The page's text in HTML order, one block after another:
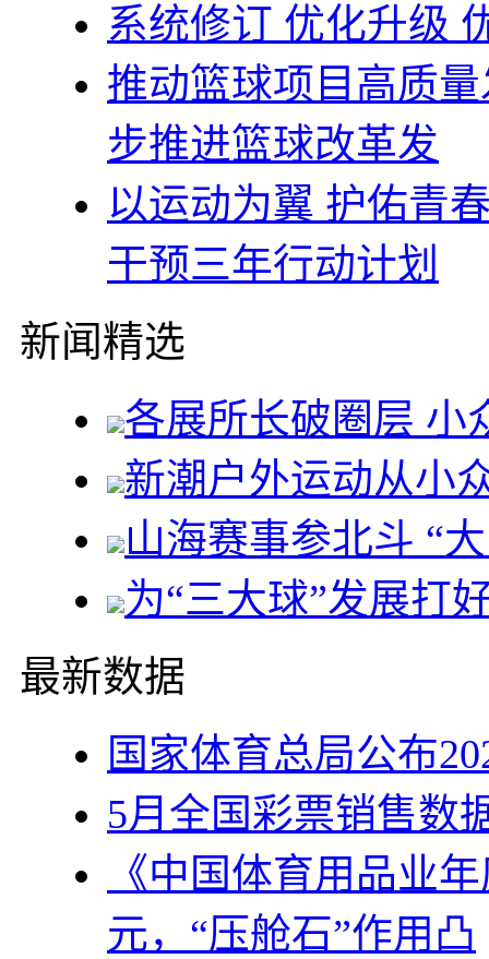
系统修订 优化升级
推动篮球项目高质
步推进篮球改革发
以运动为翼 护佑青
干预三年行动计划
新闻精选
各展所长破圈层 小
新潮户外运动从小
山海赛事参北斗 “
为“三大球”发展打
最新数据
国家体育总局公布
5月全国彩票销售数
《中国体育用品业
元，“压舱石”作用凸